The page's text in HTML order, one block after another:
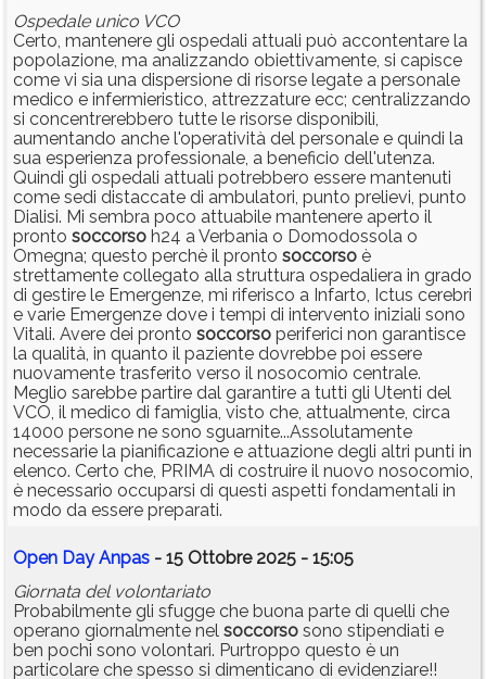
Ospedale unico VCO
Certo, mantenere gli ospedali attuali può accontentare la
popolazione, ma analizzando obiettivamente, si capisce
come vi sia una dispersione di risorse legate a personale
medico e infermieristico, attrezzature ecc; centralizzando
si concentrerebbero tutte le risorse disponibili,
aumentando anche l'operatività del personale e quindi la
sua esperienza professionale, a beneficio dell'utenza.
Quindi gli ospedali attuali potrebbero essere mantenuti
come sedi distaccate di ambulatori, punto prelievi, punto
Dialisi. Mi sembra poco attuabile mantenere aperto il
pronto soccorso h24 a Verbania o Domodossola o
Omegna; questo perchè il pronto soccorso è
strettamente collegato alla struttura ospedaliera in grado
di gestire le Emergenze, mi riferisco a Infarto, Ictus cerebri
e varie Emergenze dove i tempi di intervento iniziali sono
Vitali. Avere dei pronto soccorso periferici non garantisce
la qualità, in quanto il paziente dovrebbe poi essere
nuovamente trasferito verso il nosocomio centrale.
Meglio sarebbe partire dal garantire a tutti gli Utenti del
VCO, il medico di famiglia, visto che, attualmente, circa
14000 persone ne sono sguarnite...Assolutamente
necessarie la pianificazione e attuazione degli altri punti in
elenco. Certo che, PRIMA di costruire il nuovo nosocomio,
è necessario occuparsi di questi aspetti fondamentali in
modo da essere preparati.
Open Day Anpas - 15 Ottobre 2025 - 15:05
Giornata del volontariato
Probabilmente gli sfugge che buona parte di quelli che
operano giornalmente nel soccorso sono stipendiati e
ben pochi sono volontari. Purtroppo questo è un
particolare che spesso si dimenticano di evidenziare!!